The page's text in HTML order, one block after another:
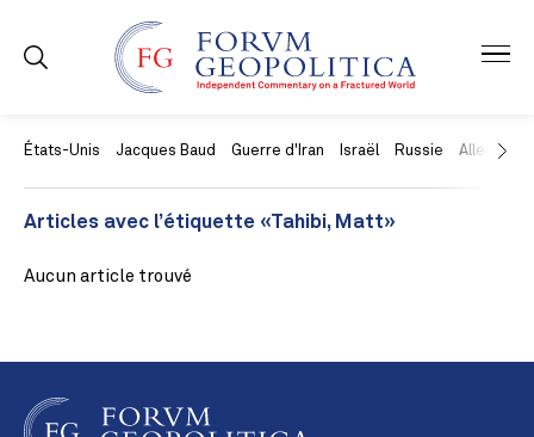
États-Unis Jacques Baud Guerre d'Iran Israël Russie Allemagne
Articles avec l’étiquette «Tahibi, Matt»
Aucun article trouvé